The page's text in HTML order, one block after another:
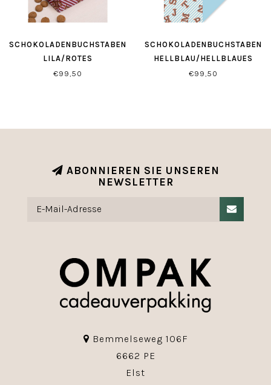
SCHOKOLADENBUCHSTABEN
LILA/ROTES
GESCHENKPAPIER
€99,50
SCHOKOLADENBUCHSTABEN
HELLBLAU/HELLBLAUES
GESCHENKPAPIER
€99,50
ABONNIEREN SIE UNSEREN
NEWSLETTER
Bemmelseweg 106F
6662 PE
Elst